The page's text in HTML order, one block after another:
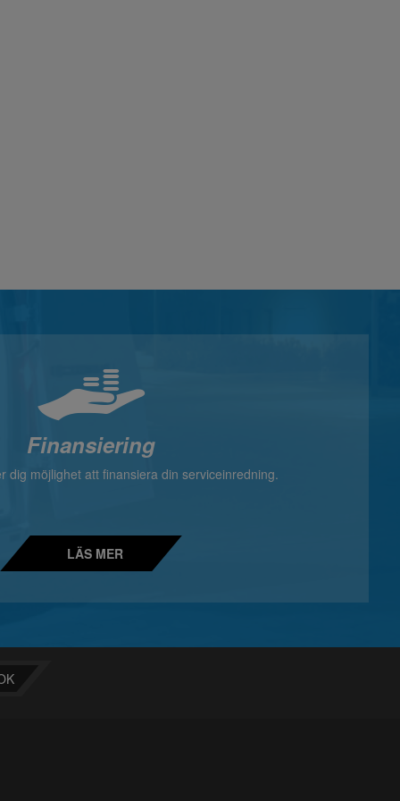
Finansiering
dig möjlighet att finansiera din serviceinredning.
LÄS MER